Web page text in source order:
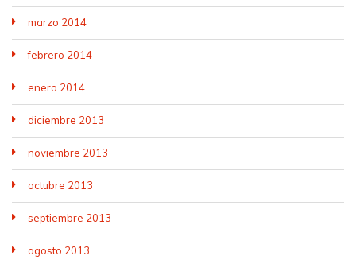
marzo 2014
febrero 2014
enero 2014
diciembre 2013
noviembre 2013
octubre 2013
septiembre 2013
agosto 2013